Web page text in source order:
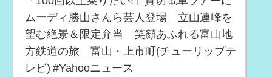
ムーディ勝山さんら芸人登場 立山連峰を
望む絶景＆限定弁当 笑顔あふれる富山地
方鉄道の旅 富山・上市町(チューリップテ
レビ) #Yahooニュース